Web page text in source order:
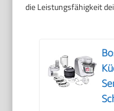
die Leistungsfähigkeit